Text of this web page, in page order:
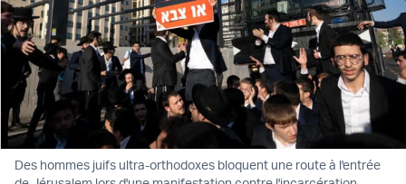
Des hommes juifs ultra-orthodoxes bloquent une route à l'entrée